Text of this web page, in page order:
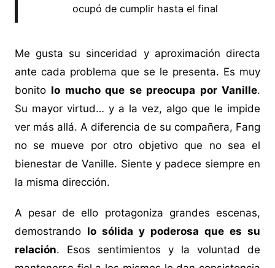
ocupó de cumplir hasta el final
Me gusta su sinceridad y aproximación directa
ante cada problema que se le presenta. Es muy
bonito lo mucho que se preocupa por Vanille.
Su mayor virtud… y a la vez, algo que le impide
ver más allá. A diferencia de su compañera, Fang
no se mueve por otro objetivo que no sea el
bienestar de Vanille. Siente y padece siempre en
la misma dirección.
A pesar de ello protagoniza grandes escenas,
demostrando lo sólida y poderosa que es su
relación. Esos sentimientos y la voluntad de